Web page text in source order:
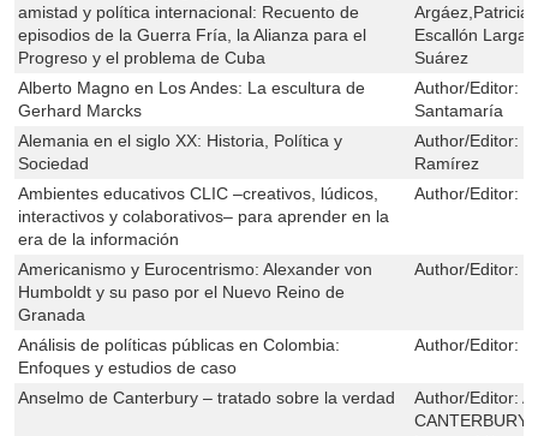
amistad y política internacional: Recuento de
episodios de la Guerra Fría, la Alianza para el
Progreso y el problema de Cuba
Argáez,Patricia
Escallón
Suárez
Alberto Magno en Los Andes: La escultura de
Gerhard Marcks
Author/Editor:
Santamaría
Alemania en el siglo XX: Historia, Política y
Sociedad
Author/Editor:
Ramírez
Ambientes educativos CLIC –creativos, lúdicos,
interactivos y colaborativos– para aprender en la
era de la información
Author/Editor:
Americanismo y Eurocentrismo: Alexander von
Humboldt y su paso por el Nuevo Reino de
Granada
Author/Editor:
Análisis de políticas públicas en Colombia:
Enfoques y estudios de caso
Author/Editor:
Anselmo de Canterbury – tratado sobre la verdad Author/Editor: